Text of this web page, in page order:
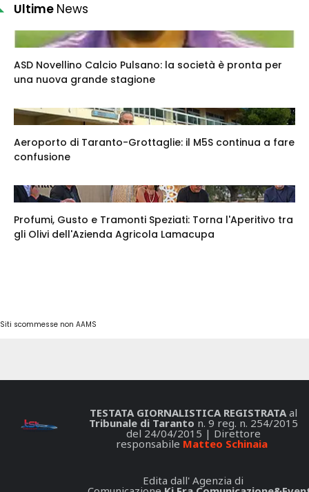
Ultime News
ASD Novellino Calcio Pulsano: la società è pronta per
una nuova grande stagione
Aeroporto di Taranto-Grottaglie: il M5S continua a fare
confusione
Profumi, Gusto e Tramonti Speziati: Torna l'Aperitivo tra
gli Olivi dell'Azienda Agricola Lamacupa
Siti scommesse non AAMS
TESTATA GIORNALISTICA REGISTRATAal
Tribunale di Taranto n. 9 reg. n. 254/2015
del 24/04/2015 | Direttore
responsabile Matteo Schinaia
Edita dall' Agenzia di